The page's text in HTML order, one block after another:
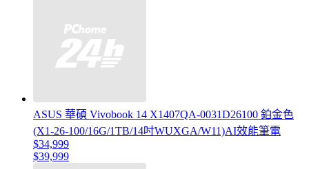
ASUS 華碩 Vivobook 14 X1407QA-0031D26100 鉑金色
(X1-26-100/16G/1TB/14吋WUXGA/W11)AI效能筆電
$34,999
$39,999